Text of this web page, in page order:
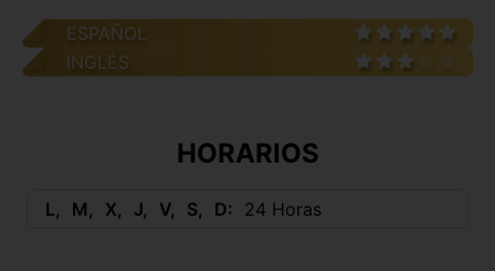
ESPAÑOL
INGLÉS
HORARIOS
L M X J V S D 24 Horas